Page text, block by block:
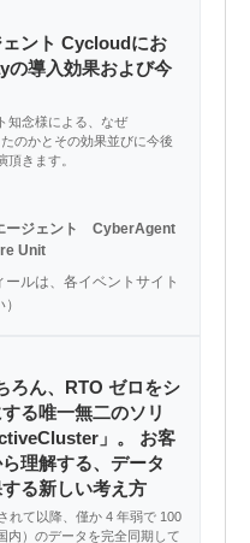
ント Cycloudにお
の導入効果および今
知念様による、なぜ
のかとその効果並びに今後
頂きます。
ージェント CyberAgent
Unit
ールは、各イベントサイト
ろん、RTO ゼロをシ
る唯一無二のソリ
」。 お客
理解する、データ
る新しい考え方
れて以降、僅か 4 年弱で 100
内）のデータを完全同期して